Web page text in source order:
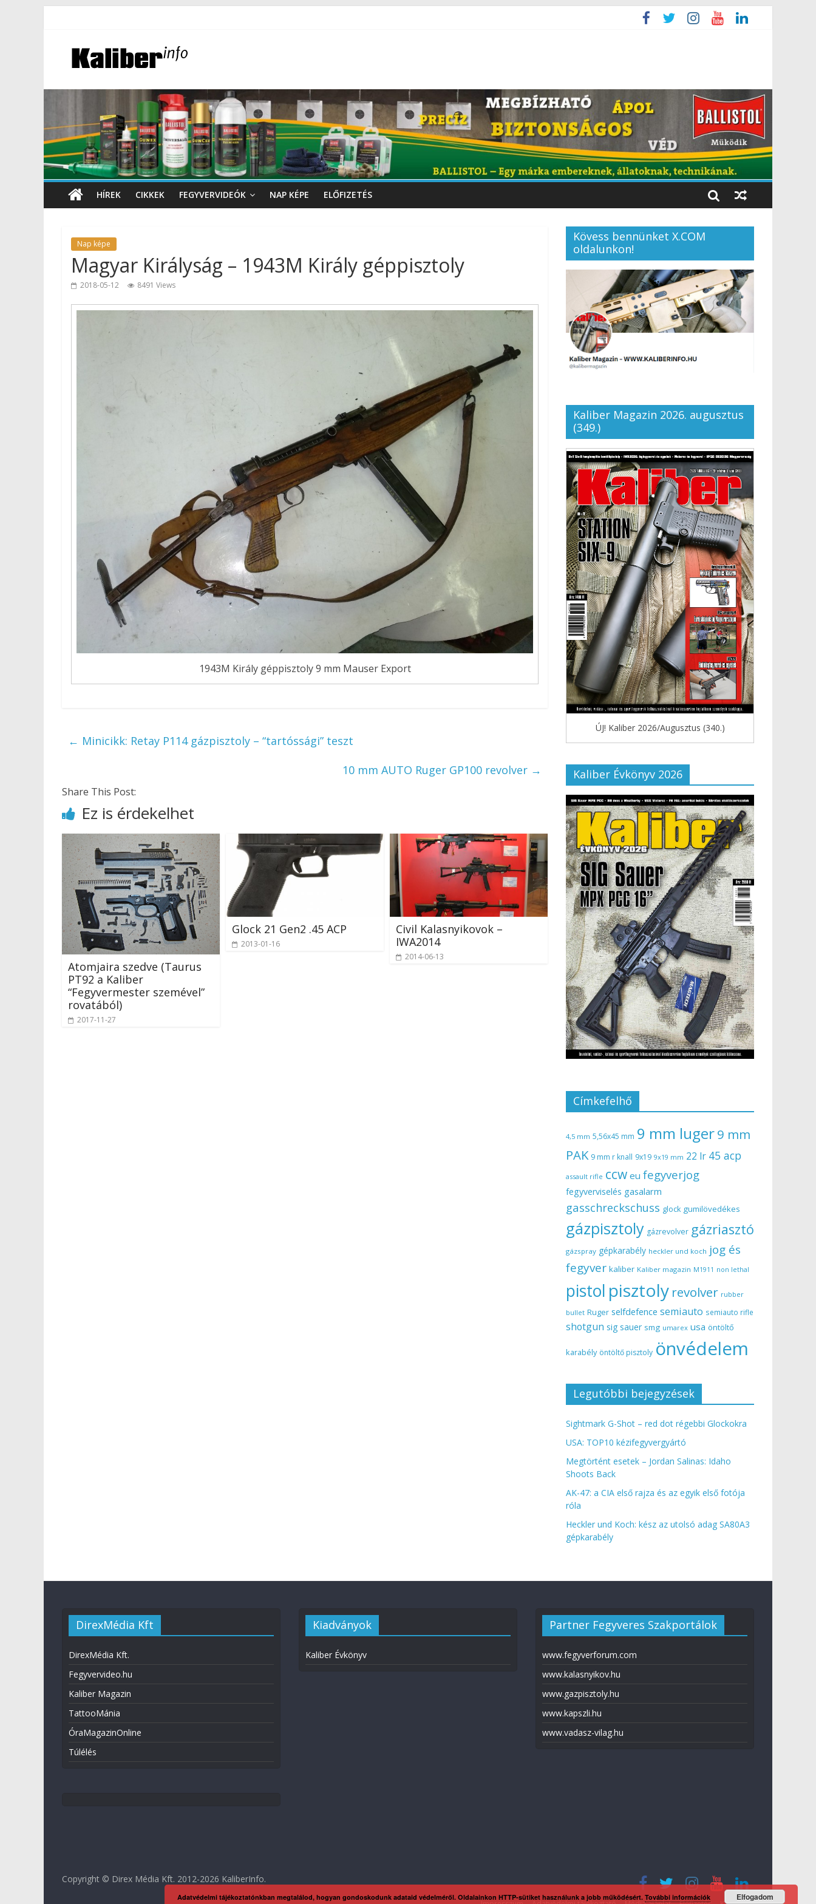
HÍREK CIKKEK FEGYVERVIDEÓK NAP KÉPE ELŐFIZETÉS
Nap képe
Magyar Királyság – 1943M Király géppisztoly
2018-05-12 8491 Views
1943M Király géppisztoly 9 mm Mauser Export
← Minicikk: Retay P114 gázpisztoly – “tartóssági” teszt
10 mm AUTO Ruger GP100 revolver →
Share This Post:
Ez is érdekelhet
Atomjaira szedve (Taurus
PT92 a Kaliber
“Fegyvermester szemével”
rovatából)
2017-11-27
Glock 21 Gen2 .45 ACP
2013-01-16
Civil Kalasnyikovok –
IWA2014
2014-06-13
Kövess bennünket X.COM
oldalunkon!
Kaliber Magazin 2026. augusztus
(349.)
ÚJ! Kaliber 2026/Augusztus (340.)
Kaliber Évkönyv 2026
Címkefelhő
4,5 mm 5,56x45 mm 9 mm luger9 mm
PAK 9 mm r knall 9x19 9x19 mm 22 lr 45 acp
assault rifle ccw eu fegyverjog
fegyverviselés gasalarm
gasschreckschuss glock gumilövedékes
gázpisztoly gázrevolver gázriasztó
gázspray gépkarabély heckler und koch jog és
fegyver kaliber Kaliber magazin M1911 non lethal
pistol pisztoly revolver rubber
bullet Ruger selfdefence semiauto semiauto rifle
shotgun sig sauer smg umarex usa öntöltő
karabély öntöltő pisztoly önvédelem
Legutóbbi bejegyzések
Sightmark G-Shot – red dot régebbi Glockokra
USA: TOP10 kézifegyvergyártó
Megtörtént esetek – Jordan Salinas: Idaho
Shoots Back
AK-47: a CIA első rajza és az egyik első fotója
róla
Heckler und Koch: kész az utolsó adag SA80A3
gépkarabély
DirexMédia Kft
DirexMédia Kft.
Fegyvervideo.hu
Kaliber Magazin
TattooMánia
ÓraMagazinOnline
Túlélés
Kiadványok
Kaliber Évkönyv
Partner Fegyveres Szakportálok
www.fegyverforum.com
www.kalasnyikov.hu
www.gazpisztoly.hu
www.kapszli.hu
www.vadasz-vilag.hu
Copyright © Direx Média Kft. 2012-2026 KaliberInfo.
Adatvédelmi tájékoztatónkban megtalálod, hogyan gondoskodunk adataid védelméről. Oldalainkon HTTP-sütiket használunk a jobb működésért. További információk Elfogadom